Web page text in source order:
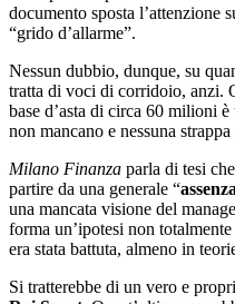
documento sposta l’attenzione
“grido d’allarme”.
Nessun dubbio, dunque, su
tratta di voci di corridoio, anzi.
base d’asta di circa 60 milioni
non mancano e nessuna
Milano Finanza parla di tesi
partire da una generale “
una mancata visione del
forma un’ipotesi non
era stata battuta, almeno in
Si tratterebbe di un vero e